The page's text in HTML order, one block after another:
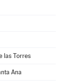
las Torres
Ana